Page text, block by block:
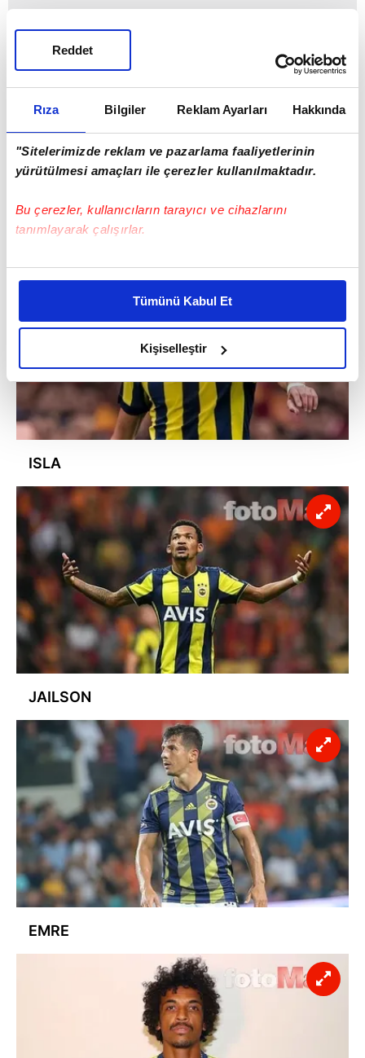
Rıza Bilgiler Reklam Ayarları Hakkında
"Sitelerimizde reklam ve pazarlama faaliyetlerinin
yürütülmesi amaçları ile çerezler kullanılmaktadır.
Bu çerezler, kullanıcıların tarayıcı ve cihazlarını
tanımlayarak çalışırlar.
Bu çerezlere izin vermeniz halinde sizlere özel
daha iyi reklam deneyimi yaşatabiliriz. Bunu yaparken
amacımızın size daha iyi bir reklam deneyimi sunmak
olduğunu ve sizlere en iyi içerikleri sunabilmek adına
elimizden gelen çabayı gösterdiğimizi ve bu noktada,
reklamların maliyetlerimizi karşılamak noktasında tek gelir
kalemimiz olduğunu sizlere hatırlatmak isteriz.
Her halükârda, kullanıcılar, bu çerezlere izin vermedikleri
takdirde, kullanıcılara hedefli reklamlar
gösterilmeyecektir."
Sizlere daha iyi bir hizmet sunabilmek için İnternet
Sitemizde kendimize ve üçüncü kişilere ait çerezler
kullanılmaktadır. Bu çerezler vasıtasıyla çeşitli kişisel
verileriniz işlenmekte olup gerekli olan çerezler bilgi
toplumu hizmetlerinin sunulması amacıyla
kullanılmaktadır. Diğer çerezler, sitemizin daha işlevsel
kılınması ve kişiselleştirilmesi ve sizlere yönelik
reklam/pazarlama faaliyetlerinin yapılması, amaçlarıyla
Çerezlere ilişkin tercihlerinizi aşağıda yer alan panel
vasıtasıyla belirleyebilirsiniz. Çerezlere ilişkin detaylı bilgi
için Ayarlar butonuna tıklayabilir,Çerez Bilgilendirme
ziyaret edebilirsiniz.
6698 sayılı Kişisel Verilerin Korunması Kanunu uyarınca
hazırlanmış Aydınlatma Metnimizi okumak ve sitemizde
ilgili mevzuata uygun olarak kullanılan çerezlerle ilgili bilgi
almak için lütfentıklayınız.
Tümünü Kabul Et
Kişiselleştir
Reddet
MURAT SAĞLAM
ISLA
JAILSON
EMRE